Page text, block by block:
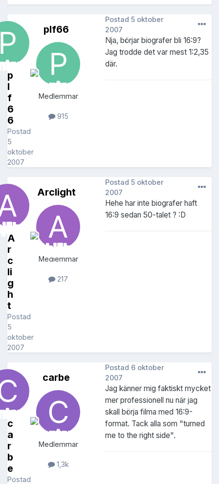
p
l
f
6
6
Postad
5
oktober
2007
plf66
Medlemmar
915
Postad 5 oktober
2007
Nja, börjar biografer bli 16:9?
Jag trodde det var mest 1:2,35
där.
A
r
c
li
g
h
t
Postad
5
oktober
2007
Arclight
Medlemmar
217
Postad 5 oktober
2007
Hehe har inte biografer haft
16:9 sedan 50-talet ? :D
c
a
r
b
e
Postad
carbe
Medlemmar
1,3k
Postad 6 oktober
2007
Jag känner mig faktiskt mycket
mer professionell nu när jag
skall börja filma med 16:9-
format. Tack alla som "turned
me to the right side".